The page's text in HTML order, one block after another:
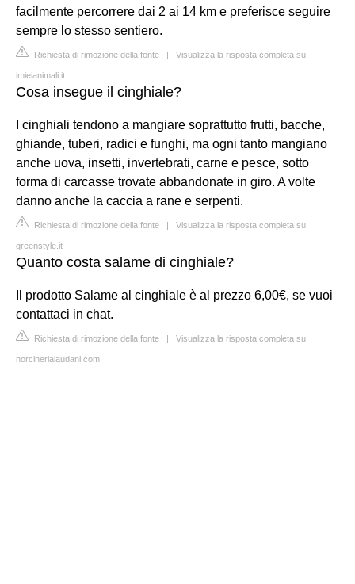
facilmente percorrere dai 2 ai 14 km e preferisce seguire
sempre lo stesso sentiero.
Richiesta di rimozione della fonte | Visualizza la risposta completa su
imieianimali.it
Cosa insegue il cinghiale?
I cinghiali tendono a mangiare soprattutto frutti, bacche,
ghiande, tuberi, radici e funghi, ma ogni tanto mangiano
anche uova, insetti, invertebrati, carne e pesce, sotto
forma di carcasse trovate abbandonate in giro. A volte
danno anche la caccia a rane e serpenti.
Richiesta di rimozione della fonte | Visualizza la risposta completa su
greenstyle.it
Quanto costa salame di cinghiale?
Il prodotto Salame al cinghiale è al prezzo 6,00€, se vuoi
contattaci in chat.
Richiesta di rimozione della fonte | Visualizza la risposta completa su
norcinerialaudani.com